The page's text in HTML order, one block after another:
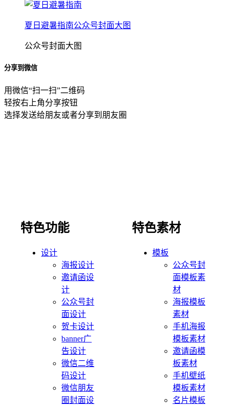
夏日避暑指南公众号封面大图
公众号封面大图
分享到微信
用微信“扫一扫”二维码
轻按右上角分享按钮
选择发送给朋友或者分享到朋友圈
特色功能
设计
海报设计
邀请函设
计
公众号封
面设计
贺卡设计
banner广
告设计
微信二维
码设计
微信朋友
圈封面设
特色素材
模板
公众号封
面模板素
材
海报模板
素材
手机海报
模板素材
邀请函模
板素材
手机壁纸
模板素材
名片模板